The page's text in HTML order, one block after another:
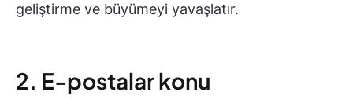
geliştirme ve büyümeyi yavaşlatır.
2. E-postalar konu